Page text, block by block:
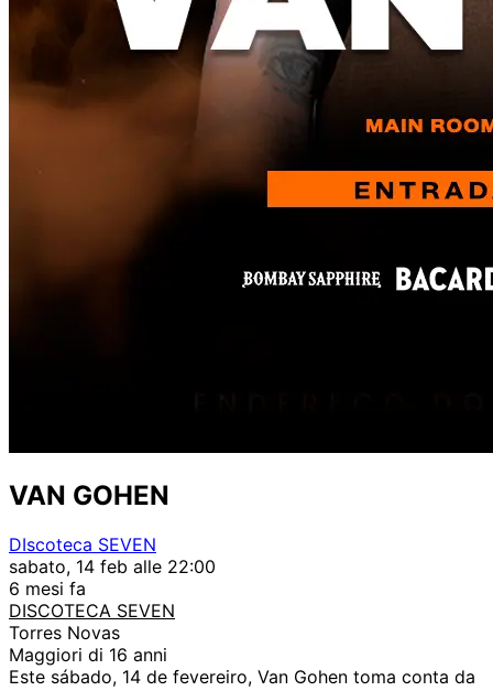
VAN GOHEN
DIscoteca SEVEN
sabato, 14 feb alle 22:00
6 mesi fa
DISCOTECA SEVEN
Torres Novas
Maggiori di 16 anni
Este sábado, 14 de fevereiro, Van Gohen toma conta da